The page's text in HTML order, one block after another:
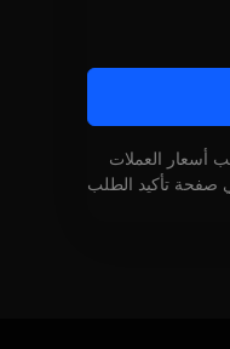
أسعار العملات
صفحة تأكيد الطلب